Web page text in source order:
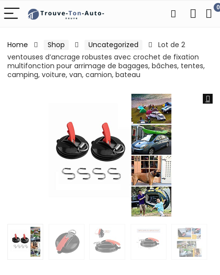
0
Home Shop Uncategorized
Lot de 2
ventouses d’ancrage robustes avec crochet de fixation
multifonction pour arrimage de bagages, bâches, tentes,
camping, voiture, van, camion, bateau